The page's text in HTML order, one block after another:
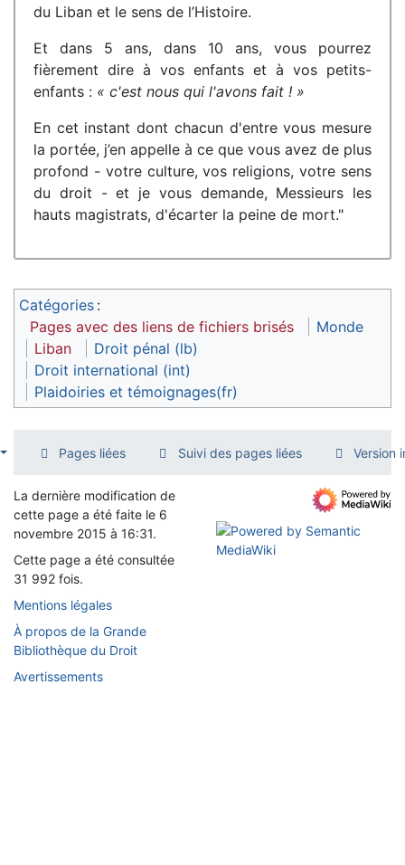
du Liban et le sens de l’Histoire.
Et dans 5 ans, dans 10 ans, vous pourrez
fièrement dire à vos enfants et à vos petits-
enfants : « c'est nous qui l'avons fait ! »
En cet instant dont chacun d'entre vous mesure
la portée, j’en appelle à ce que vous avez de plus
profond - votre culture, vos religions, votre sens
du droit - et je vous demande, Messieurs les
hauts magistrats, d'écarter la peine de mort."
Catégories :
Pages avec des liens de fichiers brisés
Monde
Liban
Droit pénal (lb)
Droit international (int)
Plaidoiries et témoignages(fr)
Pages liées Suivi des pages liées Version
La dernière modification de
cette page a été faite le 6
novembre 2015 à 16:31.
Cette page a été consultée
31 992 fois.
Mentions légales
À propos de la Grande
Bibliothèque du Droit
Avertissements